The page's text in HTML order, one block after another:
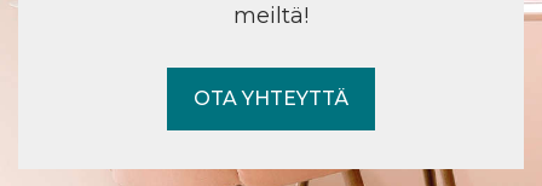
meiltä!
OTA YHTEYTTÄ